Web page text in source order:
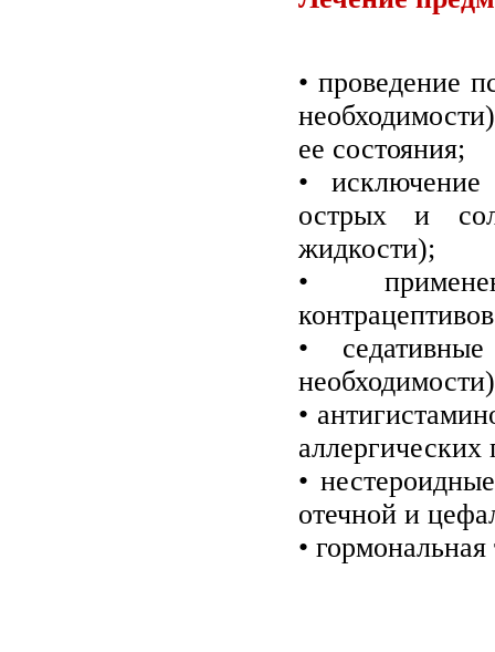
• проведение
ее состояния;
•
острых и
жидкости);
•
•
•
аллергических
•
отечной и
•